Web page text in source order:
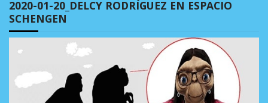
2020-01-20_DELCY RODRÍGUEZ EN ESPACIO
SCHENGEN